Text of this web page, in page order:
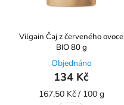
Vilgain Čaj z červeného ovoce
BIO 80 g
Objednáno
134 Kč
167,50 Kč / 100 g